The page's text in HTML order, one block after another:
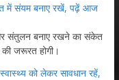
में संयम बनाए रखें, पढ़ें आज
संतुलन बनाए रखने का संकेत
जरूरत होगी।
को लेकर सावधान रहें,